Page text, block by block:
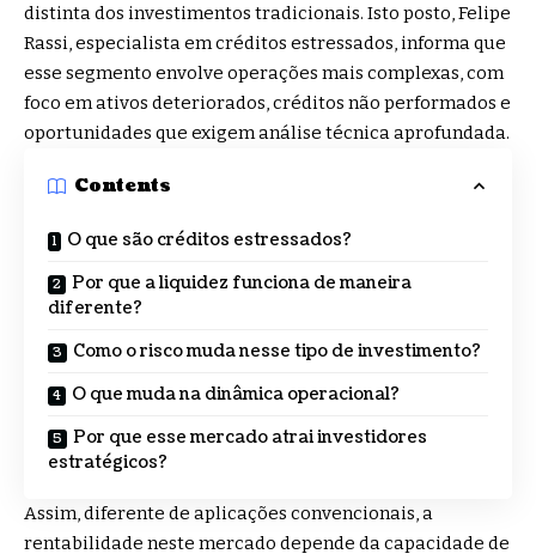
distinta dos investimentos tradicionais. Isto posto, Felipe
Rassi, especialista em créditos estressados, informa que
esse segmento envolve operações mais complexas, com
foco em ativos deteriorados, créditos não performados e
oportunidades que exigem análise técnica aprofundada.
Contents
O que são créditos estressados?
Por que a liquidez funciona de maneira
diferente?
Como o risco muda nesse tipo de investimento?
O que muda na dinâmica operacional?
Por que esse mercado atrai investidores
estratégicos?
Assim, diferente de aplicações convencionais, a
rentabilidade neste mercado depende da capacidade de